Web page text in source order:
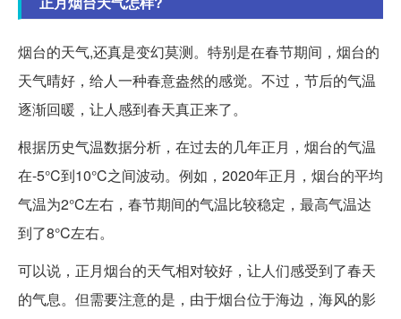
烟台的天气,还真是变幻莫测。特别是在春节期间，烟台的
天气晴好，给人一种春意盎然的感觉。不过，节后的气温
逐渐回暖，让人感到春天真正来了。
根据历史气温数据分析，在过去的几年正月，烟台的气温
在-5°C到10°C之间波动。例如，2020年正月，烟台的平均
气温为2°C左右，春节期间的气温比较稳定，最高气温达
到了8°C左右。
可以说，正月烟台的天气相对较好，让人们感受到了春天
的气息。但需要注意的是，由于烟台位于海边，海风的影